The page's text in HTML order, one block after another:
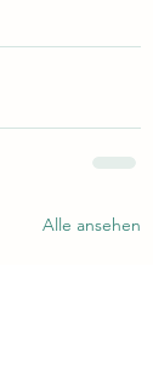
Alle ansehen